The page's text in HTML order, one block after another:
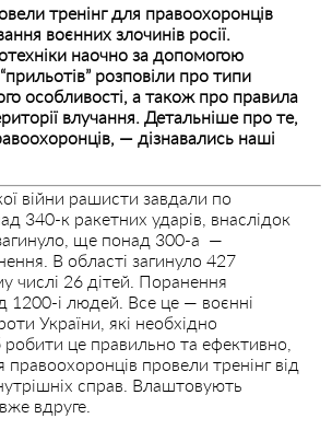
тренінг для правоохоронців
воєнних злочинів росії.
наочно за допомогою
розповіли про типи
особливості, а також про правила
влучання. Детальніше про те,
— дізнавались наші
війни рашисти завдали по
340-к ракетних ударів, внаслідок
ще понад 300-а —
В області загинуло 427
числі 26 дітей. Поранення
1200-і людей. Все це — воєнні
України, які необхідно
це правильно та ефективно,
провели тренінг від
справ. Влаштовують
вдруге.